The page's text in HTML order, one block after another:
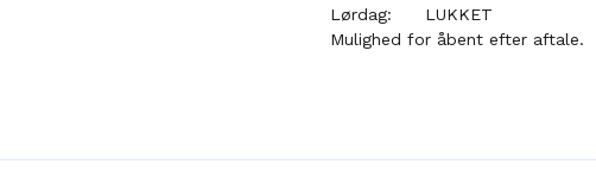
Lørdag:
LUKKET
Mulighed for åbent efter aftale.